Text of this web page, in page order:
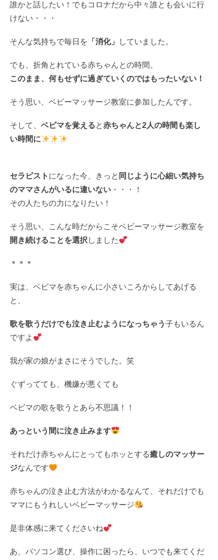
誰かと話したい！でもコロナだから中々誰とも会いに行
けない・・・
そんな気持ちで毎日を 「消化」 していました。
でも、折角とれている赤ちゃんとの時間。
このまま、何もせずに過ぎていくのではもったいない！
そう思い、ベビーマッサージ教室に参加したんです。
そして、 ベビマを覚えると赤ちゃんと2人の時間も楽し
い時間に
セラピスト になった今、きっと 同じように心細い気持ち
のママさんがいるに違いない ・・・！
その人たちの力になりたい！
そう思い、こんな時だからこそベビーマッサージ教室を
開き続けることを選択しました
＊＊＊
実は、ベビマを赤ちゃんに小さいころからしてあげる
と、
歌を歌うだけでも泣き止むようになっちゃう子もいるん
ですよ
我が家の娘がまさにそうでした。笑
ぐずってても、機嫌が悪くても
ベビマの歌を歌うとあら不思議！！
あっという間に泣き止みます
それだけ赤ちゃんにとってもホッとする癒しのマッサー
ジなんです
赤ちゃんの泣き止む方法がわかるなんて、それだけでも
ママにもうれしいベビーマッサージ
是非体感に来てくださいね
あ、パソコン選び、操作に困ったら、いつでも来てくだ